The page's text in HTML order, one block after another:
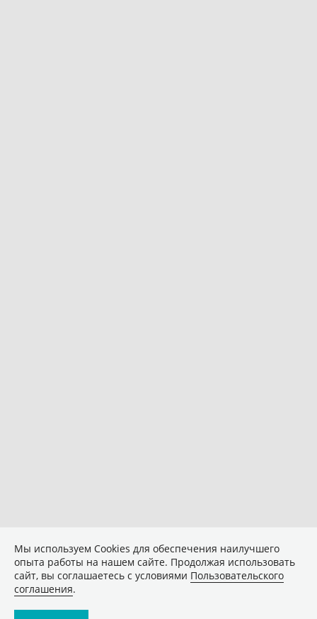
Мы используем Сookies для обеспечения наилучшего
опыта работы на нашем сайте. Продолжая использовать
сайт, вы соглашаетесь с условиями Пользовательского
соглашения.